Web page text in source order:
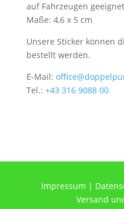
auf Fahrzeugen
Maße: 4,6 x 5 cm
Unsere Sticker können
bestellt werden.
E-Mail:
Tel.: +43 316 9088 00
Impressum |
Versand